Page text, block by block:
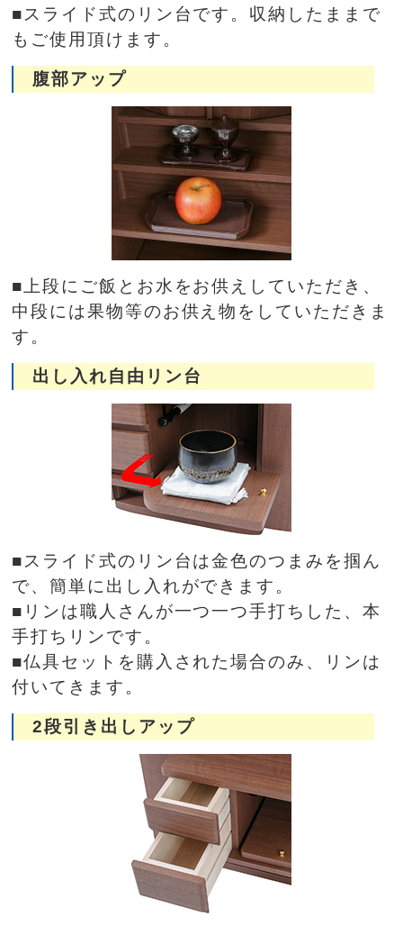
■スライド式のリン台です。収納したままで
もご使用頂けます。
腹部アップ
■上段にご飯とお水をお供えしていただき、
中段には果物等のお供え物をしていただきま
す。
出し入れ自由リン台
■スライド式のリン台は金色のつまみを掴ん
で、簡単に出し入れができます。
■リンは職人さんが一つ一つ手打ちした、本
手打ちリンです。
■仏具セットを購入された場合のみ、リンは
付いてきます。
2段引き出しアップ